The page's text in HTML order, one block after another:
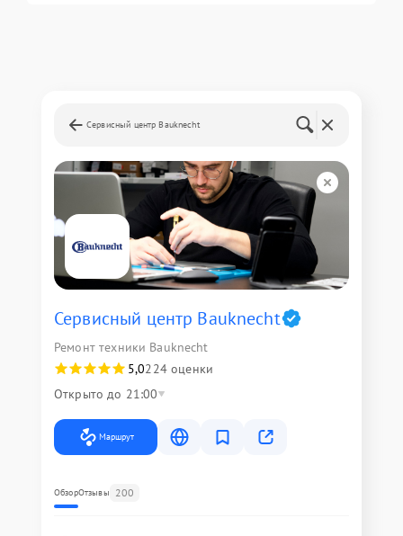
Сервисный центр Bauknecht
Сервисный центр Bauknecht
Ремонт техники Bauknecht
5,0224 оценки
Открыто до 21:00
Маршрут
ОбзорОтзывы 200